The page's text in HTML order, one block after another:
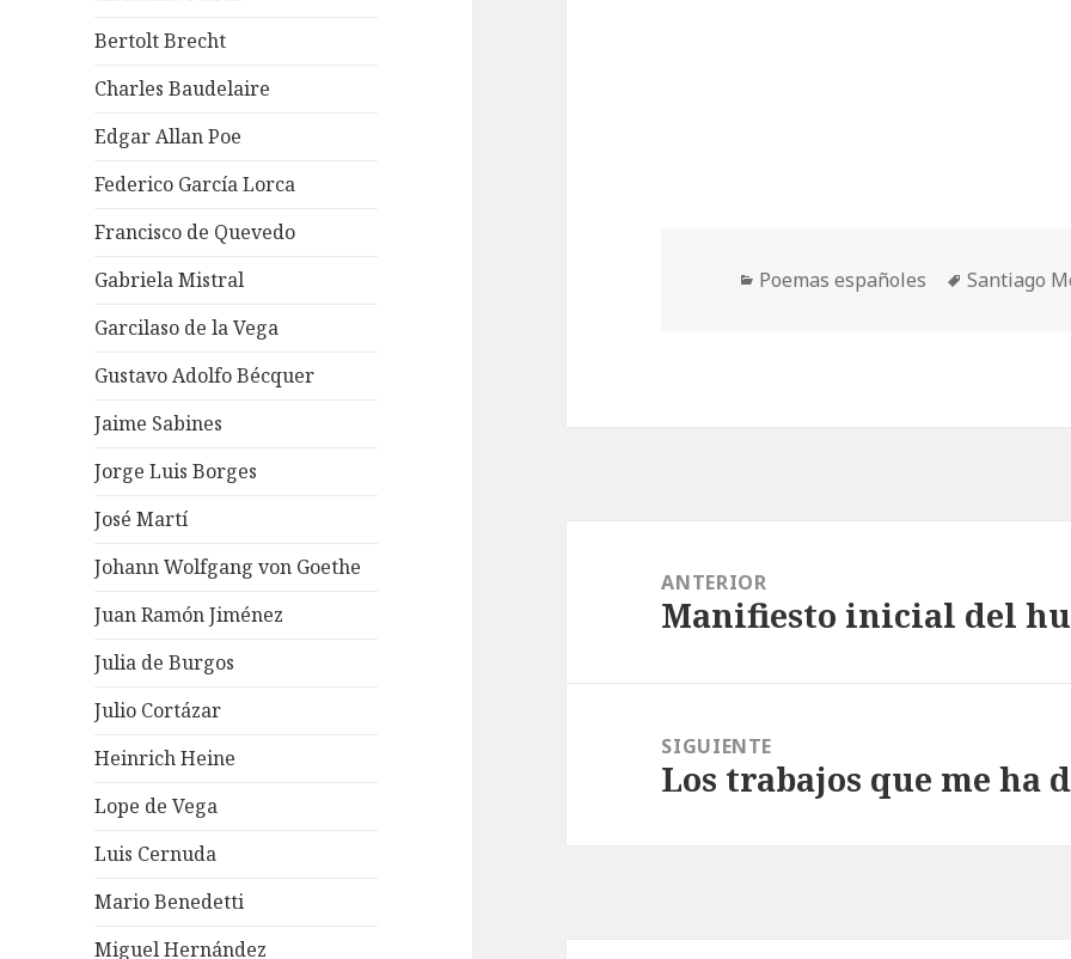
Bertolt Brecht
Charles Baudelaire
Edgar Allan Poe
Federico García Lorca
Francisco de Quevedo
Gabriela Mistral
Garcilaso de la Vega
Gustavo Adolfo Bécquer
Jaime Sabines
Jorge Luis Borges
José Martí
Johann Wolfgang von Goethe
Juan Ramón Jiménez
Julia de Burgos
Julio Cortázar
Heinrich Heine
Lope de Vega
Luis Cernuda
Mario Benedetti
Miguel Hernández
Categorías
Poemas españoles Etiquetas
Santiago
entradas
ANTERIOR
Entrada
Manifiesto inicial del
SIGUIENTE
Entrada
Los trabajos que me ha